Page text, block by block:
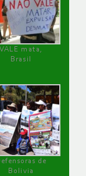
VALE mata,
Brasil
de
Bolivia